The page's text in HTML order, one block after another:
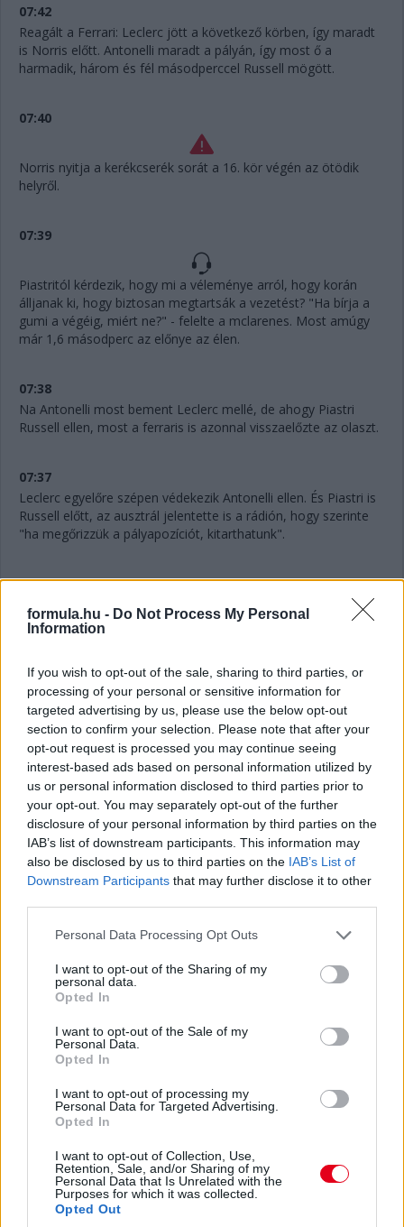
formula.hu - Do Not Process My Personal
Information
If you wish to opt-out of the sale, sharing to third parties, or
processing of your personal or sensitive information for
targeted advertising by us, please use the below opt-out
section to confirm your selection. Please note that after your
opt-out request is processed you may continue seeing
interest-based ads based on personal information utilized by
us or personal information disclosed to third parties prior to
your opt-out. You may separately opt-out of the further
disclosure of your personal information by third parties on the
IAB’s list of downstream participants. This information may
also be disclosed by us to third parties on the IAB’s List of
Downstream Participants that may further disclose it to other
Please note that this website/app uses one or more Google
not limited to your visit or usage behaviour. You may click to
grant or deny consent to Google and its third-party tags to
use your data for below specified purposes in below Google
consent section.
Personal Data Processing Opt Outs
I want to opt-out of the Sharing of my
personal data.
Opted In
I want to opt-out of the Sale of my
Personal Data.
Opted In
I want to opt-out of processing my
Personal Data for Targeted Advertising.
Opted In
I want to opt-out of Collection, Use,
Retention, Sale, and/or Sharing of my
Personal Data that Is Unrelated with the
Purposes for which it was collected.
Opted Out
07:42
Reagált a Ferrari: Leclerc jött a következő körben, így maradt
is Norris előtt. Antonelli maradt a pályán, így most ő a
harmadik, három és fél másodperccel Russell mögött.
07:40
Norris nyitja a kerékcserék sorát a 16. kör végén az ötödik
helyről.
07:39
Piastritól kérdezik, hogy mi a véleménye arról, hogy korán
álljanak ki, hogy biztosan megtartsák a vezetést? "Ha bírja a
gumi a végéig, miért ne?" - felelte a mclarenes. Most amúgy
már 1,6 másodperc az előnye az élen.
07:38
Na Antonelli most bement Leclerc mellé, de ahogy Piastri
Russell ellen, most a ferraris is azonnal visszaelőzte az olaszt.
07:37
Leclerc egyelőre szépen védekezik Antonelli ellen. És Piastri is
Russell előtt, az ausztrál jelentette is a rádión, hogy szerinte
"ha megőrizzük a pályapozíciót, kitarthatunk".
07:36
"Mintha kormányszervó nélkül vezetnék" - jelenti Verstappen a
hátránya Gaslyval szemben.
07:34
A 10. helyért is megy egy csata: Hadjar próbálná támadni az
utolsó pontszerző helyért Lindbladot.
07:32
Antonelli a 11. körben végre átrágta magát Norrison, feljött a
negyedik helyre. Nem szakadt le még túlzottan amúgy a 3-5.
helyezett az élkettősről: Leclerc 2,2 másodpercre csak
Russelltől. Szóval Antonelli esélyeit sem kell még teljesen leírni.
nyolc-kilenc tized a lemaradása. De a visszajátszásból kiderült,
hogy az az előzés is annak volt köszönhető, hogy a sikán előtt
a 130R-ből kijövet annyira visszalassultak már, hogy a jobb
töltöttség miatt kénytelen volt előzni a mercedeses - amire
aztán ráfaragott a következő egyenesben... Értjük már, miről
beszélnek Verstappenék?...
"Csata" az élen! Russell a sikán előtt megelőzi Piastrit,
aki azonban a célegyenesben visszaveszi tőle a
vezetést.